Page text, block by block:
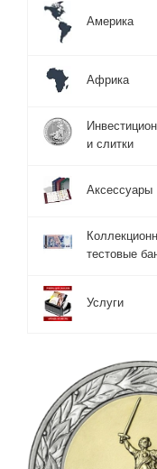
Америка
Африка
и слитки
Аксессуары
тестовые
Услуги